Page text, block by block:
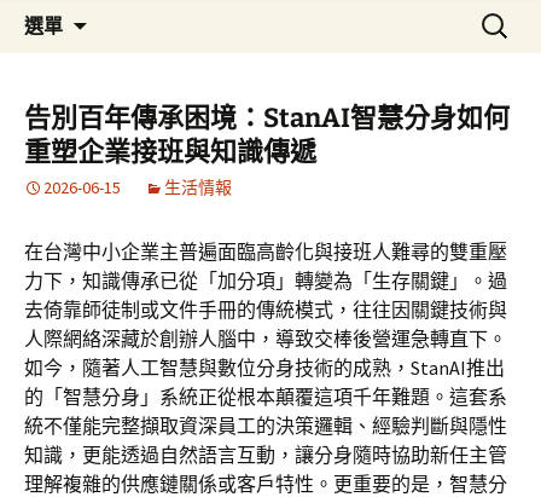
選單
要
內
容
搜
尋
鍵
字:
告別百年傳承困境：StanAI智慧分身如何
重塑企業接班與知識傳遞
2026-06-15 生活情報
在台灣中小企業主普遍面臨高齡化與接班人難尋的雙重壓
力下，知識傳承已從「加分項」轉變為「生存關鍵」。過
去倚靠師徒制或文件手冊的傳統模式，往往因關鍵技術與
人際網絡深藏於創辦人腦中，導致交棒後營運急轉直下。
如今，隨著人工智慧與數位分身技術的成熟，StanAI推出
的「智慧分身」系統正從根本顛覆這項千年難題。這套系
統不僅能完整擷取資深員工的決策邏輯、經驗判斷與隱性
知識，更能透過自然語言互動，讓分身隨時協助新任主管
理解複雜的供應鏈關係或客戶特性。更重要的是，智慧分